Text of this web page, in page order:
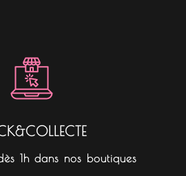
1h dans nos boutiques